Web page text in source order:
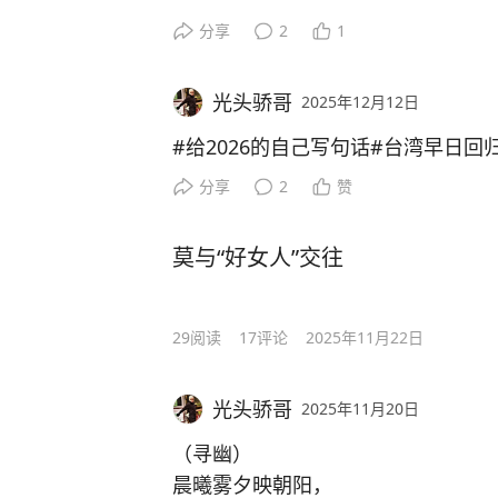
一曲相思郎君意，
分享 2 1
光头骄哥 2025年12月12日
#给2026的自己写句话#台湾早日回
分享 2 赞
莫与“好女人”交往
29阅读 17评论 2025年11月22日
光头骄哥 2025年11月20日
（寻幽）
晨曦雾夕映朝阳，